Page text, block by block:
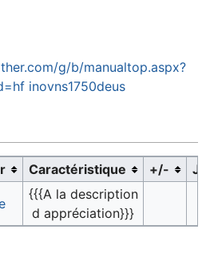
g/b/manualtop.aspx?
inovns1750deus
Caractéristique +/-
{{{A la description
d appréciation}}}